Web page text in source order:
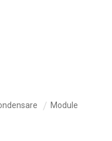
Module